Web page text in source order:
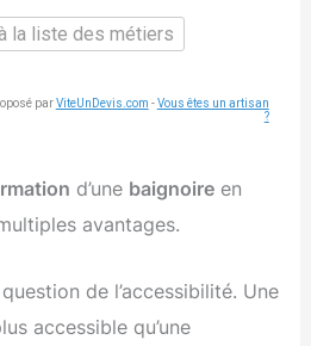
la liste des métiers
parViteUnDevis.com -Vous êtes un artisan
?
d’une baignoire en
avantages.
de l’accessibilité. Une
accessible qu’une